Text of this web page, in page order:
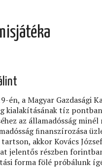
én, a Magyar Gazdasági
kialakításának tíz
az államadósság
ﬁnanszírozása
akkor Kovács
jelentős részben
forma fölé próbálunk